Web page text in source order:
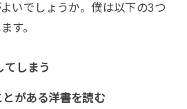
いでしょうか。僕は以下の3つ
す。
てしまう
とがある洋書を読む